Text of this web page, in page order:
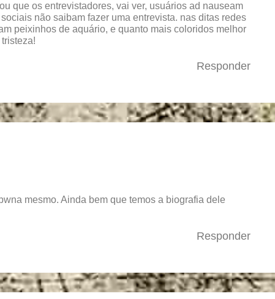
que os entrevistadores, vai ver, usuários ad nauseam
não saibam fazer uma entrevista. nas ditas redes
peixinhos de aquário, e quanto mais coloridos melhor
Responder
mesmo. Ainda bem que temos a biografia dele
Responder